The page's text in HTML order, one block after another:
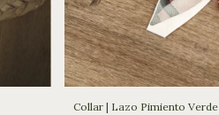
Collar | Lazo Pimiento Verde